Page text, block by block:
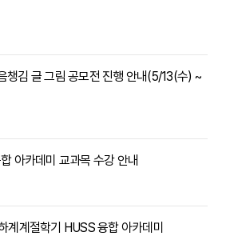
챙김 글 그림 공모전 진행 안내(5/13(수) ~
아카데미 교과목 수강 안내
계절학기 HUSS 융합 아카데미